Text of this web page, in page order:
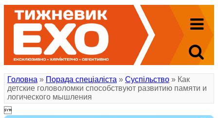
Головна » Порада спеціаліста » Суспільство » Как
детские головоломки способствуют развитию памяти и
логического мышления
